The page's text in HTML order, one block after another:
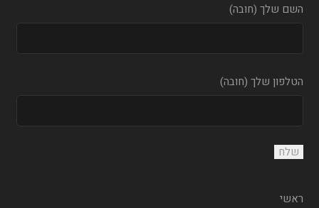
השם שלך (חובה)
הטלפון שלך (חובה)
ראשי